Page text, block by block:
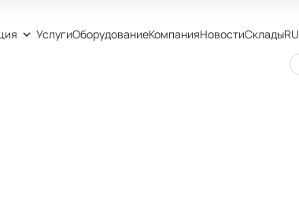
УслугиОборудованиеКомпанияНовостиСкладыRU